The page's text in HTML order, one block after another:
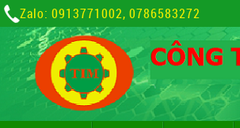
Zalo: 0913771002, 0786583272